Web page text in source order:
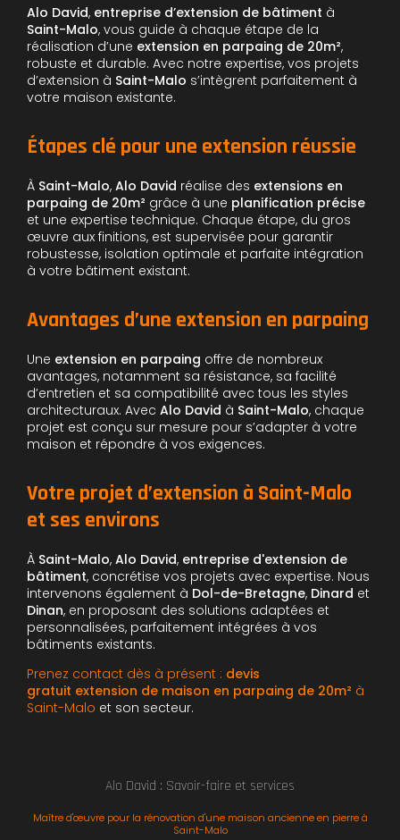
Alo David, entreprise d’extension de bâtiment à
Saint-Malo, vous guide à chaque étape de la
réalisation d’une extension en parpaing de 20m²,
robuste et durable. Avec notre expertise, vos projets
d’extension à Saint-Malo s’intègrent parfaitement à
votre maison existante.
Étapes clé pour une extension réussie
À Saint-Malo, Alo David réalise des extensions en
parpaing de 20m² grâce à une planification précise
et une expertise technique. Chaque étape, du gros
œuvre aux finitions, est supervisée pour garantir
robustesse, isolation optimale et parfaite intégration
à votre bâtiment existant.
Avantages d’une extension en parpaing
Une extension en parpaing offre de nombreux
avantages, notamment sa résistance, sa facilité
d’entretien et sa compatibilité avec tous les styles
architecturaux. Avec Alo David à Saint-Malo, chaque
projet est conçu sur mesure pour s’adapter à votre
maison et répondre à vos exigences.
Votre projet d’extension à Saint-Malo
et ses environs
À Saint-Malo, Alo David, entreprise d'extension de
bâtiment, concrétise vos projets avec expertise. Nous
intervenons également à Dol-de-Bretagne, Dinard et
Dinan, en proposant des solutions adaptées et
personnalisées, parfaitement intégrées à vos
bâtiments existants.
Prenez contact dès à présent : devis
gratuit extension de maison en parpaing de 20m² à
Saint-Malo et son secteur.
Alo David : Savoir-faire et services
Maître d'œuvre pour la rénovation d'une maison ancienne en pierre à
Saint-Malo